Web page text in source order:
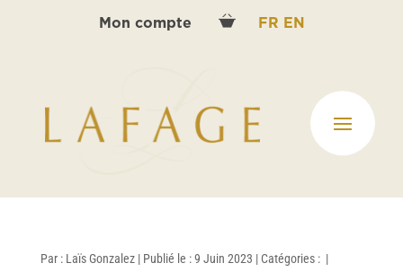
Mon compte FR EN
Par : Laïs Gonzalez | Publié le : 9 Juin 2023 | Catégories : |